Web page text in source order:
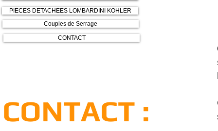
CONTACT :
Couples de Serrage
CONTACT
PIECES DETACHEES LOMBARDINI KOHLER